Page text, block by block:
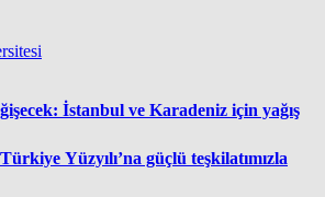
İstanbul ve Karadeniz için yağış
Yüzyılı’na güçlü teşkilatımızla